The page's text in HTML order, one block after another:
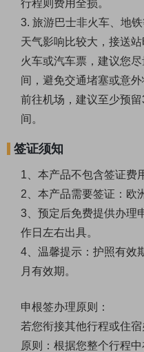
行程则费用全损。
3. 旅游巴士非火车、地
天气影响比较大，接送
火车或汽车票，建议您
间，避免交通堵塞或意
前往机场，建议至少预
间。
签证须知
1、本产品不包含签证费
2、本产品需要签证：欧
3、预定后免费提供办理
作日左右出具。
4、温馨提示：护照有效
月有效期。
申根签办理原则：
若您衔接其他行程或住
原则：根据您整个行程